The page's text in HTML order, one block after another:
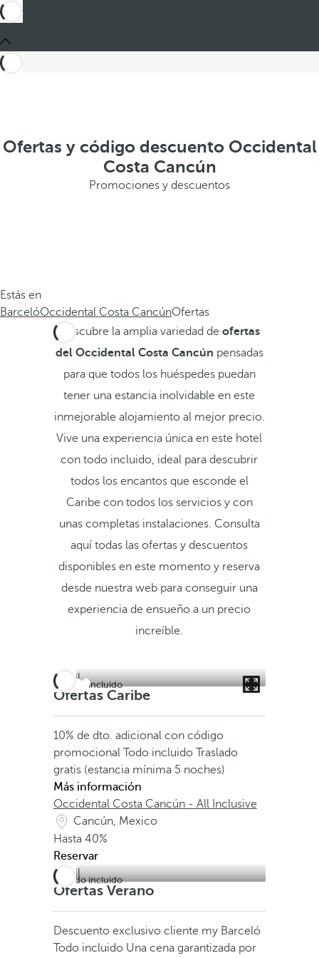
Ofertas y código descuento Occidental
Costa Cancún
Promociones y descuentos
Estás en
BarcelóOccidental Costa CancúnOfertas
Descubre la amplia variedad de ofertas
del Occidental Costa Cancún pensadas
para que todos los huéspedes puedan
tener una estancia inolvidable en este
inmejorable alojamiento al mejor precio.
Vive una experiencia única en este hotel
con todo incluido, ideal para descubrir
todos los encantos que esconde el
Caribe con todos los servicios y con
unas completas instalaciones. Consulta
aquí todas las ofertas y descuentos
disponibles en este momento y reserva
desde nuestra web para conseguir una
experiencia de ensueño a un precio
increíble.
Todo incluido
Ofertas Caribe
10% de dto. adicional con código
promocional Todo incluido Traslado
gratis (estancia mínima 5 noches)
Más información
Occidental Costa Cancún - All Inclusive
Cancún, Mexico
Hasta 40%
Reservar
Todo incluido
Ofertas Verano
Descuento exclusivo cliente my Barceló
Todo incluido Una cena garantizada por